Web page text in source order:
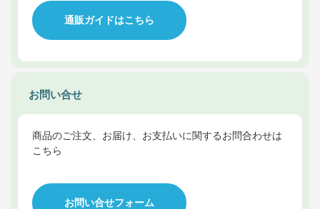
通販ガイドはこちら
お問い合せ
商品のご注文、お届け、お支払いに関するお問合わせは
こちら
お問い合せフォーム